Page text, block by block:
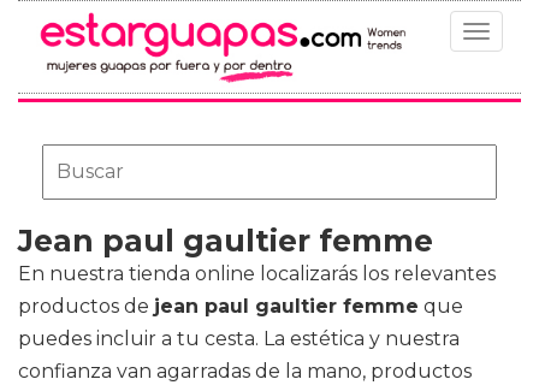
Toggle
Jean paul gaultier femme
En nuestra tienda online localizarás los relevantes
productos de jean paul gaultier femme que
puedes incluir a tu cesta. La estética y nuestra
confianza van agarradas de la mano, productos